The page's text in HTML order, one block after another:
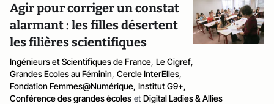
Agir pour corriger un constat
alarmant : les filles désertent
les filières scientifiques
Ingénieurs et Scientifiques de France, Le Cigref,
Grandes Ecoles au Féminin, Cercle InterElles,
Fondation Femmes@Numérique, Institut G9+,
Conférence des grandes écoles et Digital Ladies & Allies